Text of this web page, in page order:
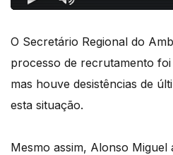
O Secretário Regional do
processo de recrutamento
mas houve desistências de
esta situação.
Mesmo assim, Alonso Miguel